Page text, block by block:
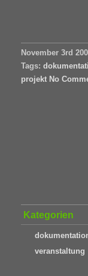
November 3rd
Tags:
projekt No
Kategorien
veranstaltung